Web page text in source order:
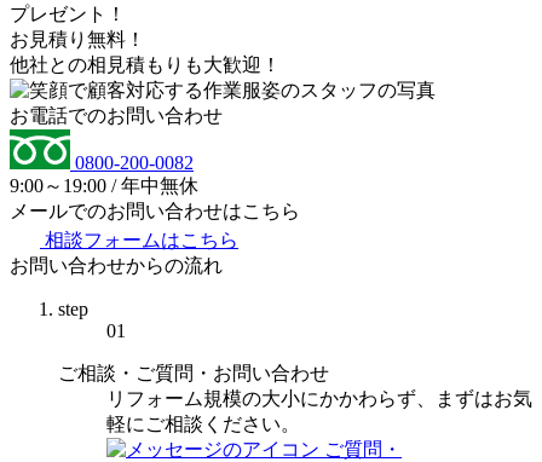
プレゼント！
お見積り無料！
他社との相見積もりも大歓迎！
お電話でのお問い合わせ
0800-200-0082
9:00～19:00 / 年中無休
メールでのお問い合わせはこちら
相談フォームはこちら
お問い合わせからの流れ
step
01
ご相談・ご質問・お問い合わせ
リフォーム規模の大小にかかわらず、まずはお気
軽にご相談ください。
ご質問・